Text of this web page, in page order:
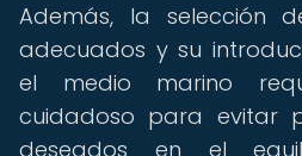
Además, la selección
adecuados y su
el medio marino
cuidadoso para evitar
deseados en el